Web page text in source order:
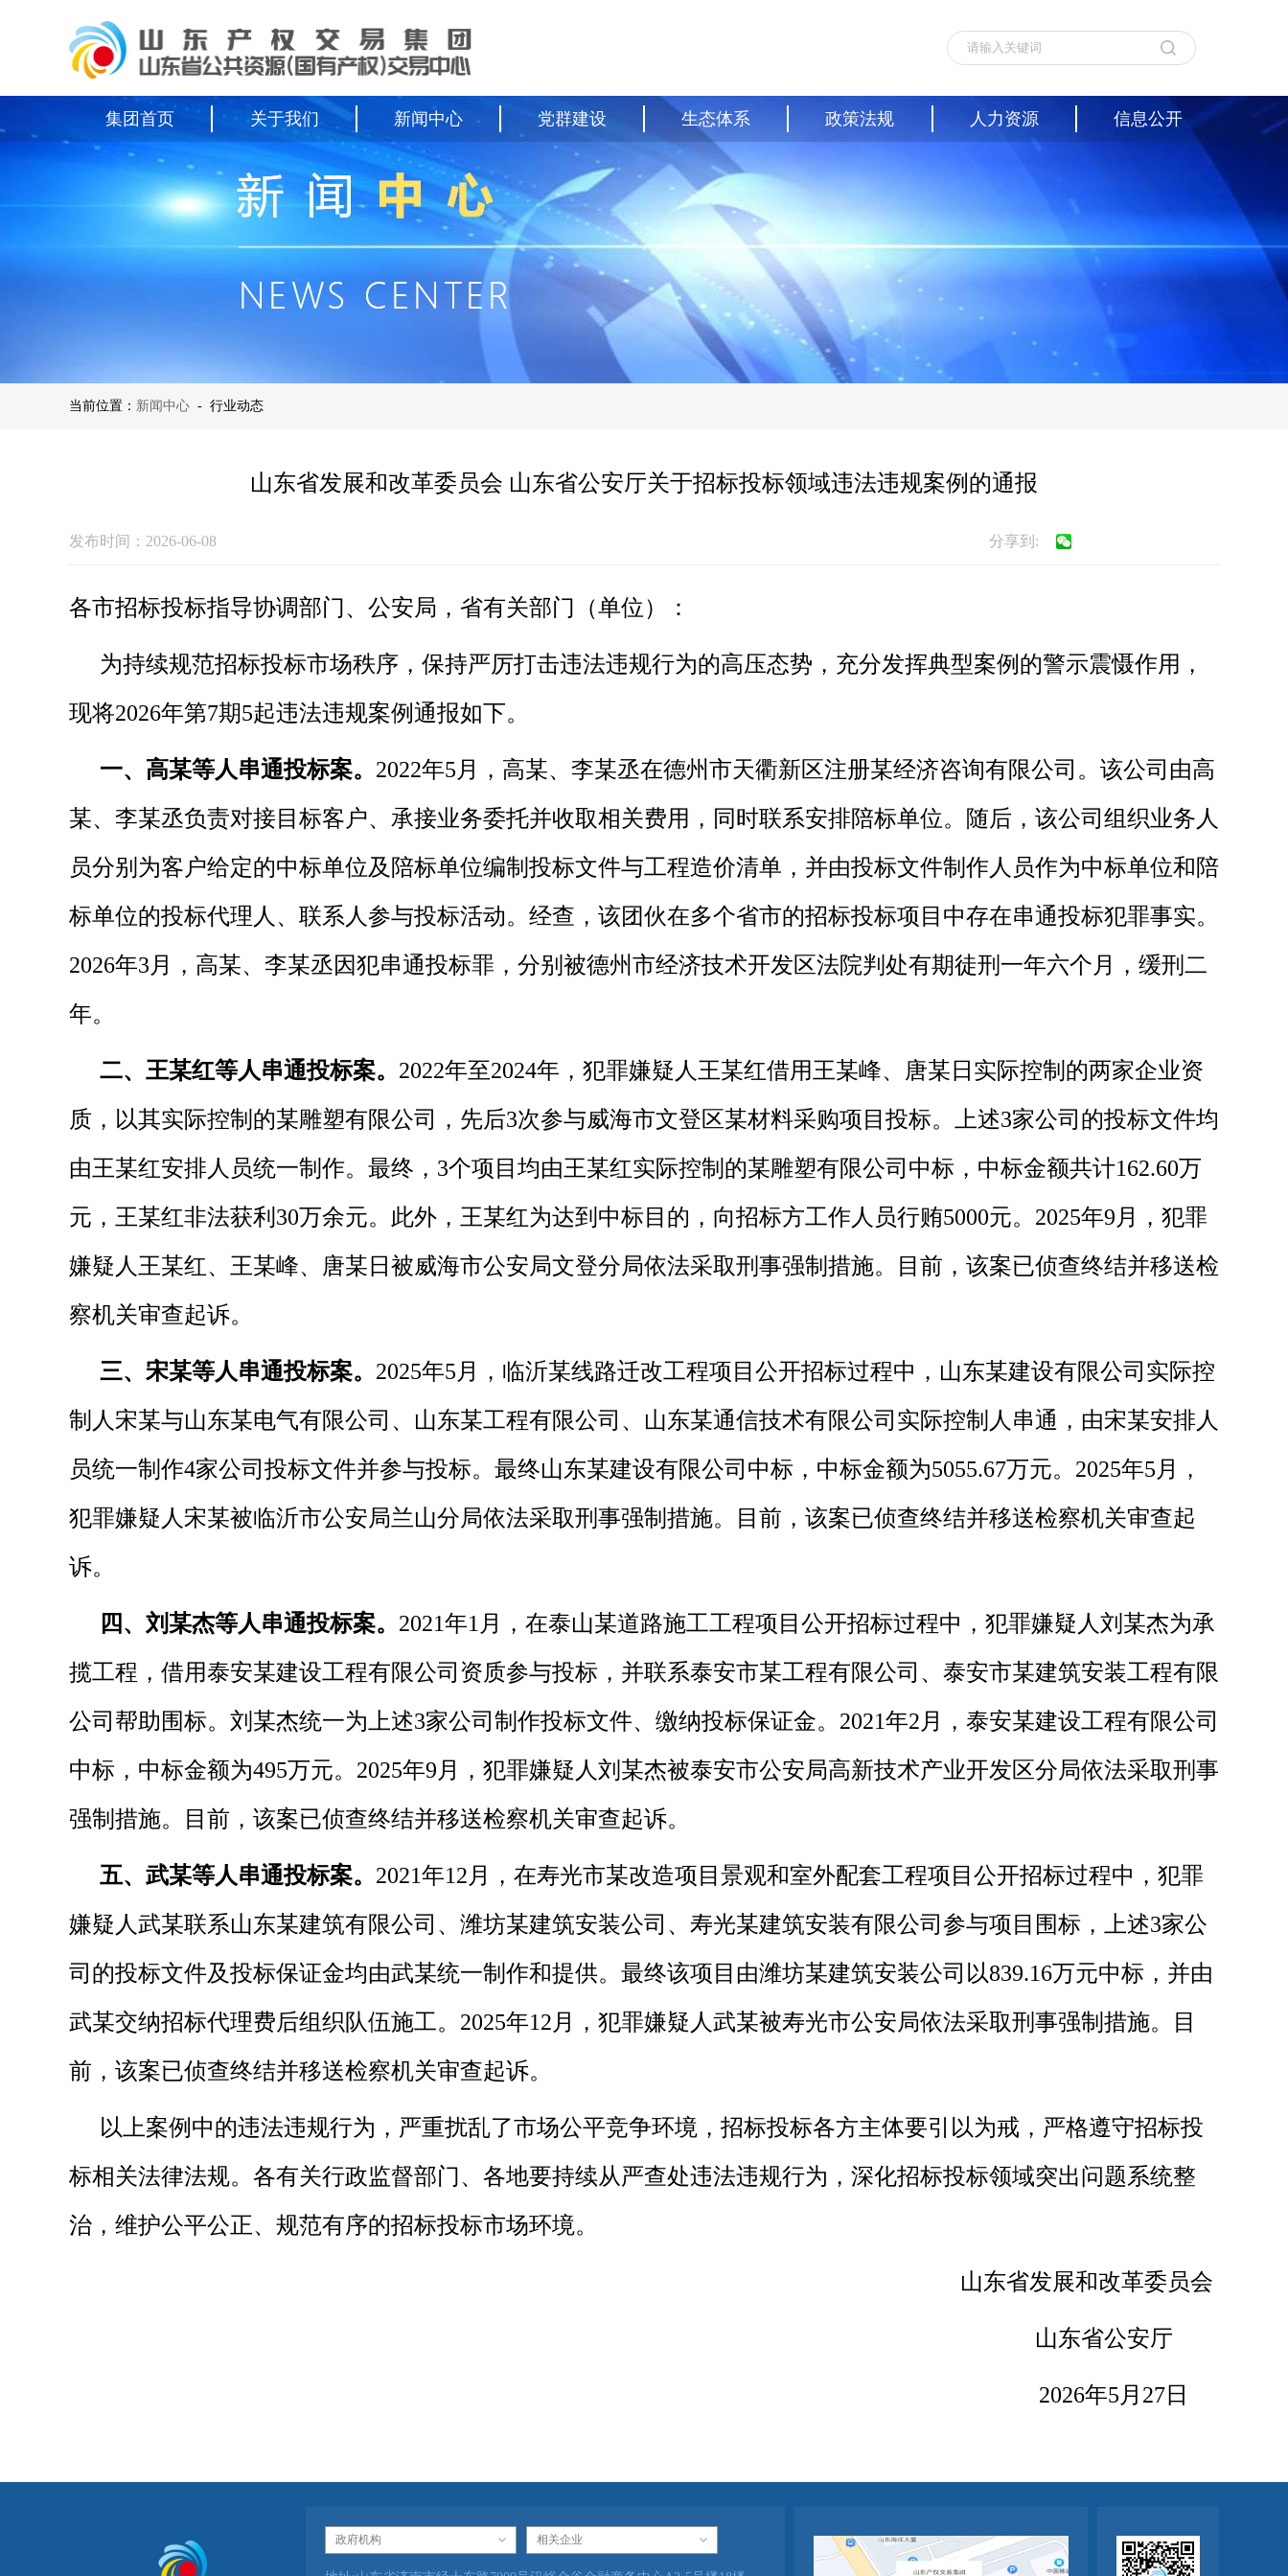
集团首页 关于我们 新闻中心 党群建设 生态体系 政策法规 人力资源 信息公开
当前位置： 新闻中心 - 行业动态
山东省发展和改革委员会 山东省公安厅关于招标投标领域违法违规案例的通报
发布时间：2026-06-08 分享到:
各市招标投标指导协调部门、公安局，省有关部门（单位）：
为持续规范招标投标市场秩序，保持严厉打击违法违规行为的高压态势，充分发挥典型案例的警示震慑作用，
现将2026年第7期5起违法违规案例通报如下。
一、高某等人串通投标案。 2022年5月，高某、李某丞在德州市天衢新区注册某经济咨询有限公司。该公司由高
某、李某丞负责对接目标客户、承接业务委托并收取相关费用，同时联系安排陪标单位。随后，该公司组织业务人
员分别为客户给定的中标单位及陪标单位编制投标文件与工程造价清单，并由投标文件制作人员作为中标单位和陪
标单位的投标代理人、联系人参与投标活动。经查，该团伙在多个省市的招标投标项目中存在串通投标犯罪事实。
2026年3月，高某、李某丞因犯串通投标罪，分别被德州市经济技术开发区法院判处有期徒刑一年六个月，缓刑二
年。
二、王某红等人串通投标案。 2022年至2024年，犯罪嫌疑人王某红借用王某峰、唐某日实际控制的两家企业资
质，以其实际控制的某雕塑有限公司，先后3次参与威海市文登区某材料采购项目投标。上述3家公司的投标文件均
由王某红安排人员统一制作。最终，3个项目均由王某红实际控制的某雕塑有限公司中标，中标金额共计162.60万
元，王某红非法获利30万余元。此外，王某红为达到中标目的，向招标方工作人员行贿5000元。2025年9月，犯罪
嫌疑人王某红、王某峰、唐某日被威海市公安局文登分局依法采取刑事强制措施。目前，该案已侦查终结并移送检
察机关审查起诉。
三、宋某等人串通投标案。 2025年5月，临沂某线路迁改工程项目公开招标过程中，山东某建设有限公司实际控
制人宋某与山东某电气有限公司、山东某工程有限公司、山东某通信技术有限公司实际控制人串通，由宋某安排人
员统一制作4家公司投标文件并参与投标。最终山东某建设有限公司中标，中标金额为5055.67万元。2025年5月，
犯罪嫌疑人宋某被临沂市公安局兰山分局依法采取刑事强制措施。目前，该案已侦查终结并移送检察机关审查起
诉。
四、刘某杰等人串通投标案。 2021年1月，在泰山某道路施工工程项目公开招标过程中，犯罪嫌疑人刘某杰为承
揽工程，借用泰安某建设工程有限公司资质参与投标，并联系泰安市某工程有限公司、泰安市某建筑安装工程有限
公司帮助围标。刘某杰统一为上述3家公司制作投标文件、缴纳投标保证金。2021年2月，泰安某建设工程有限公司
中标，中标金额为495万元。2025年9月，犯罪嫌疑人刘某杰被泰安市公安局高新技术产业开发区分局依法采取刑事
强制措施。目前，该案已侦查终结并移送检察机关审查起诉。
五、武某等人串通投标案。 2021年12月，在寿光市某改造项目景观和室外配套工程项目公开招标过程中，犯罪
嫌疑人武某联系山东某建筑有限公司、潍坊某建筑安装公司、寿光某建筑安装有限公司参与项目围标，上述3家公
司的投标文件及投标保证金均由武某统一制作和提供。最终该项目由潍坊某建筑安装公司以839.16万元中标，并由
武某交纳招标代理费后组织队伍施工。2025年12月，犯罪嫌疑人武某被寿光市公安局依法采取刑事强制措施。目
前，该案已侦查终结并移送检察机关审查起诉。
以上案例中的违法违规行为，严重扰乱了市场公平竞争环境，招标投标各方主体要引以为戒，严格遵守招标投
标相关法律法规。各有关行政监督部门、各地要持续从严查处违法违规行为，深化招标投标领域突出问题系统整
治，维护公平公正、规范有序的招标投标市场环境。
山东省发展和改革委员会
山东省公安厅
2026年5月27日